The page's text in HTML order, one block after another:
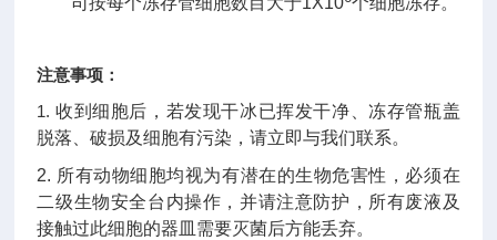
注意事项：
1.收到细胞后，若发现干冰已挥发干净、冻存管瓶盖
脱落、破损及细胞有污染，请立即与我们联系。
2. 所有动物细胞均视为有潜在的生物危害性，必须在
二级生物安全台内操作，并请注意防护，所有废液及
接触过此细胞的器皿需要灭菌后方能丢弃。